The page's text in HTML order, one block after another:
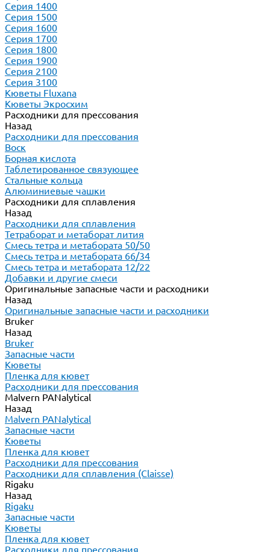
Серия 1400
Серия 1500
Серия 1600
Серия 1700
Серия 1800
Серия 1900
Серия 2100
Серия 3100
Кюветы Fluxana
Кюветы Экросхим
Расходники для прессования
Назад
Расходники для прессования
Воск
Борная кислота
Таблетированное связующее
Стальные кольца
Алюминиевые чашки
Расходники для сплавления
Назад
Расходники для сплавления
Тетраборат и метаборат лития
Смесь тетра и метабората 50/50
Смесь тетра и метабората 66/34
Смесь тетра и метабората 12/22
Добавки и другие смеси
Оригинальные запасные части и расходники
Назад
Оригинальные запасные части и расходники
Bruker
Назад
Bruker
Запасные части
Кюветы
Пленка для кювет
Расходники для прессования
Malvern PANalytical
Назад
Malvern PANalytical
Запасные части
Кюветы
Пленка для кювет
Расходники для прессования
Расходники для сплавления (Claisse)
Rigaku
Назад
Rigaku
Запасные части
Кюветы
Пленка для кювет
Расходники для прессования